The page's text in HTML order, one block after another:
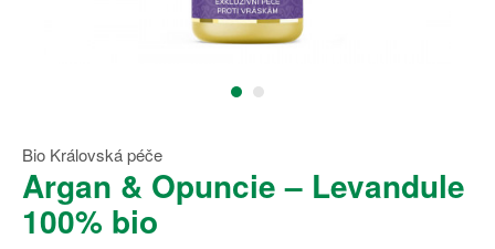
Bio Královská péče
Argan & Opuncie – Levandule
100% bio